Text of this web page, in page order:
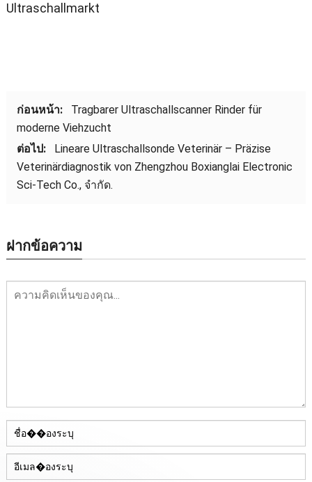
Ultraschallmarkt
ก่อนหน้า:
Tragbarer Ultraschallscanner Rinder für
moderne Viehzucht
ต่อไป:
Lineare Ultraschallsonde Veterinär – Präzise
Veterinärdiagnostik von Zhengzhou Boxianglai Electronic
Sci-Tech Co., จํากัด.
ฝากข้อความ